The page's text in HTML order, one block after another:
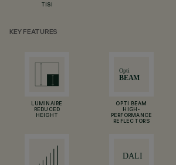
TISI
KEY FEATURES
LUMINAIRE
REDUCED
HEIGHT
OPTI BEAM
HIGH-
PERFORMANCE
REFLECTORS